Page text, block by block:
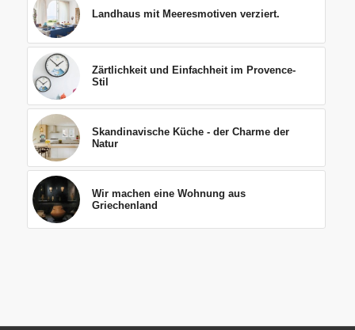
Landhaus mit Meeresmotiven verziert.
Zärtlichkeit und Einfachheit im Provence-
Stil
Skandinavische Küche - der Charme der
Natur
Wir machen eine Wohnung aus
Griechenland